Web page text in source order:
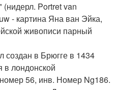
Portret van
- картина Яна ван Эйка,
живописи парный
создан в Брюгге в 1434
в лондонской
56, инв. Номер Ng186.